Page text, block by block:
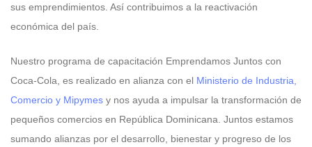
sus emprendimientos. Así contribuimos a la reactivación
económica del país.
Nuestro programa de capacitación Emprendamos Juntos con
Coca-Cola, es realizado en alianza con el Ministerio de Industria,
Comercio y Mipymes y nos ayuda a impulsar la transformación de
pequeños comercios en República Dominicana. Juntos estamos
sumando alianzas por el desarrollo, bienestar y progreso de los